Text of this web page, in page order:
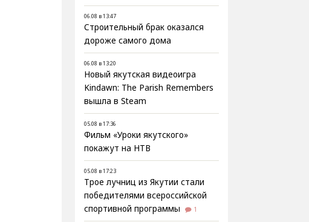
06.08 в 13:47
Строительный брак оказался
дороже самого дома
06.08 в 13:20
Новый якутская видеоигра
Kindawn: The Parish Remembers
вышла в Steam
05.08 в 17:36
Фильм «Уроки якутского»
покажут на НТВ
05.08 в 17:23
Трое лучниц из Якутии стали
победителями всероссийской
спортивной программы
1